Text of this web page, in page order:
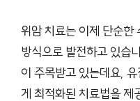
위암 치료는 이제 단순한
방식으로 발전하고 있습
이 주목받고 있는데요,
게 최적화된 치료법을 제